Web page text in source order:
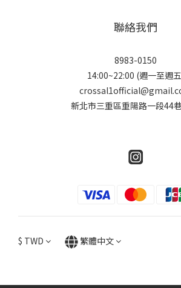
聯絡我們
8983-0150
14:00~22:00 (週一至週
新北市三重區重陽路一段44
$ TWD 繁體中文